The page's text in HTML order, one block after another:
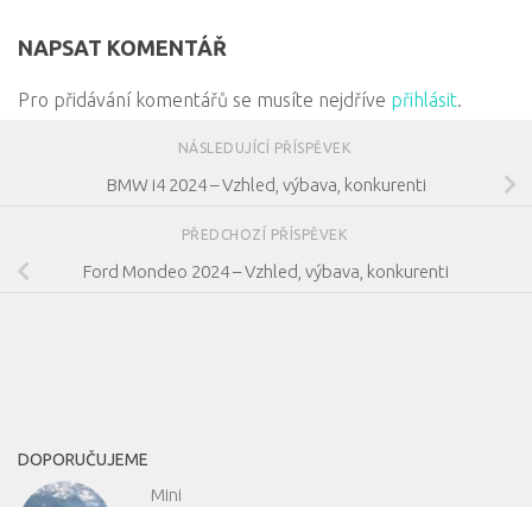
NAPSAT KOMENTÁŘ
Pro přidávání komentářů se musíte nejdříve přihlásit.
NÁSLEDUJÍCÍ PŘÍSPĚVEK
BMW i4 2024 – Vzhled, výbava, konkurenti
PŘEDCHOZÍ PŘÍSPĚVEK
Ford Mondeo 2024 – Vzhled, výbava, konkurenti
DOPORUČUJEME
Mini